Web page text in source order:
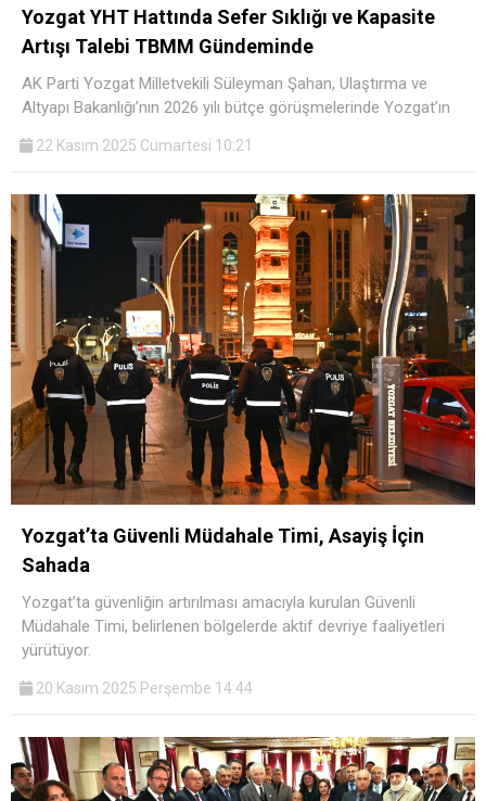
Yozgat YHT Hattında Sefer Sıklığı ve Kapasite
Artışı Talebi TBMM Gündeminde
AK Parti Yozgat Milletvekili Süleyman Şahan, Ulaştırma ve
Altyapı Bakanlığı’nın 2026 yılı bütçe görüşmelerinde Yozgat’ın
22 Kasım 2025 Cumartesi 10:21
Yozgat’ta Güvenli Müdahale Timi, Asayiş İçin
Sahada
Yozgat’ta güvenliğin artırılması amacıyla kurulan Güvenli
Müdahale Timi, belirlenen bölgelerde aktif devriye faaliyetleri
yürütüyor.
20 Kasım 2025 Perşembe 14:44